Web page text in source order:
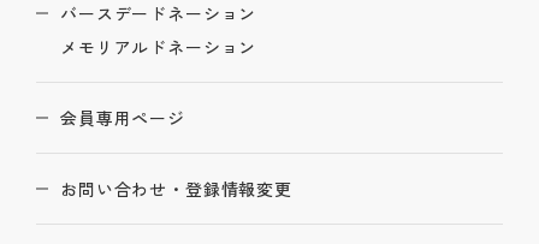
バースデードネーション
メモリアルドネーション
会員専用ページ
お問い合わせ・登録情報変更